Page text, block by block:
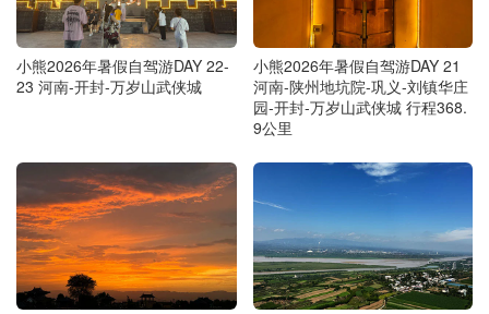
小熊2026年暑假自驾游DAY 22-
23 河南-开封-万岁山武侠城
小熊2026年暑假自驾游DAY 21
河南-陕州地坑院-巩义-刘镇华庄
园-开封-万岁山武侠城 行程368.
9公里